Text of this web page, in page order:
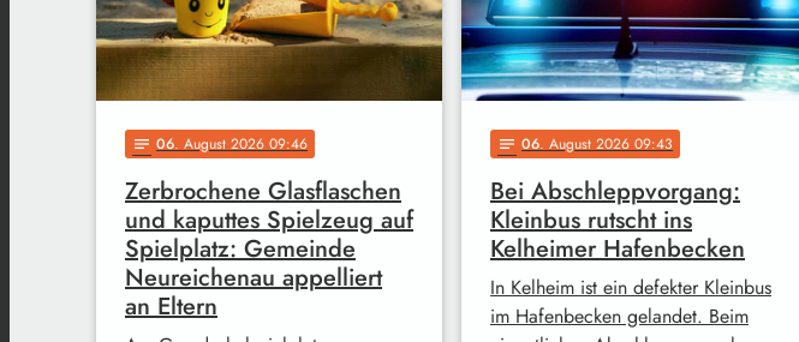
notes 06. August 2026 09:46
Zerbrochene Glasflaschen
und kaputtes Spielzeug auf
Spielplatz: Gemeinde
Neureichenau appelliert
an Eltern
notes 06. August 2026 09:43
Bei Abschleppvorgang:
Kleinbus rutscht ins
Kelheimer Hafenbecken
In Kelheim ist ein defekter Kleinbus
im Hafenbecken gelandet. Beim